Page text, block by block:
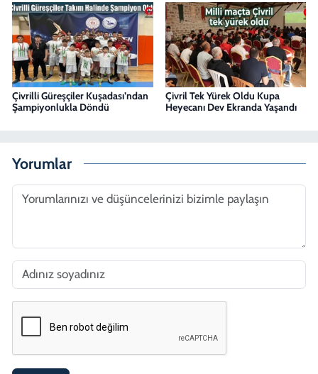
Çivrilli Güreşçiler Kuşadası’ndan
Şampiyonlukla Döndü
Çivril Tek Yürek Oldu Kupa
Heyecanı Dev Ekranda Yaşandı
Yorumlar